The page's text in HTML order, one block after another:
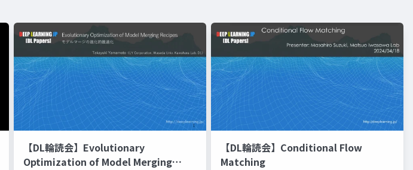
【DL輪読会】Evolutionary
Optimization of Model Merging
【DL輪読会】Conditional Flow
Matching